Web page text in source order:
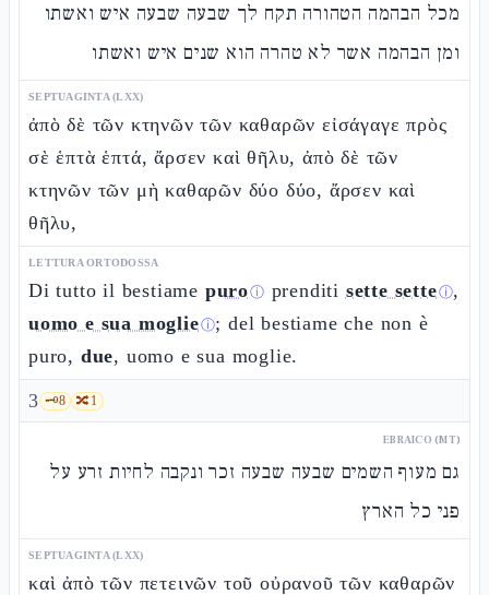
מכל הבהמה הטהורה תקח לך שבעה שבעה איש ואשתו
ומן הבהמה אשר לא טהרה הוא שנים איש ואשתו
SEPTUAGINTA (LXX)
ἀπὸ δὲ τῶν κτηνῶν τῶν καθαρῶν εἰσάγαγε πρὸς
σὲ ἑπτὰ ἑπτά, ἄρσεν καὶ θῆλυ, ἀπὸ δὲ τῶν
κτηνῶν τῶν μὴ καθαρῶν δύο δύο, ἄρσεν καὶ
θῆλυ,
LETTURA ORTODOSSA
Di tutto il bestiame puroⓘ prenditi sette setteⓘ,
uomo e sua moglieⓘ; del bestiame che non è
puro, due, uomo e sua moglie.
3 🗝️8 🔀1
EBRAICO (MT)
גם מעוף השמים שבעה שבעה זכר ונקבה לחיות זרע על
פני כל הארץ
SEPTUAGINTA (LXX)
καὶ ἀπὸ τῶν πετεινῶν τοῦ οὐρανοῦ τῶν καθαρῶν